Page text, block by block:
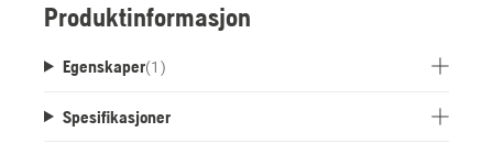
Produktinformasjon
Egenskaper(1 )
Spesifikasjoner